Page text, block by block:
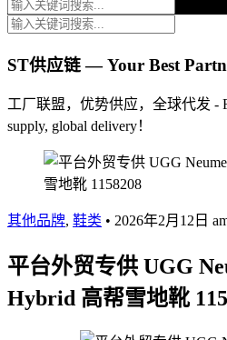
ST供应链 — Your Best
工厂联盟，优势供应，全球代发 -
supply, global delivery！
其他品牌, 鞋类 • 2026年2月12日
平台外贸专供 UGG
Hybrid 高帮雪地靴